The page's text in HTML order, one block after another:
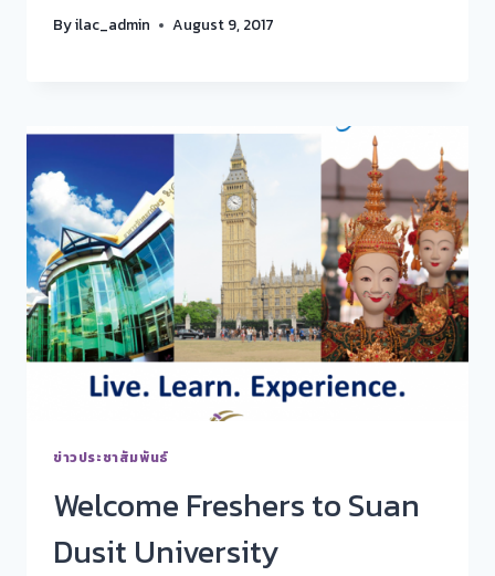
Byilac_admin August 9, 2017
ข่าวประชาสัมพันธ์
Welcome Freshers to Suan
Dusit University